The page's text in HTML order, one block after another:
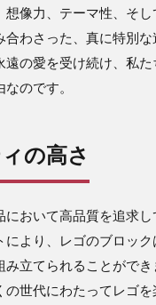
想像力、テーマ性、そ
合わさった、真に特別な
遠の愛を受け続け、私
のです。
の高さ
において高品質を追求
により、レゴのブロッ
み立てられることがで
の世代にわたってレゴ